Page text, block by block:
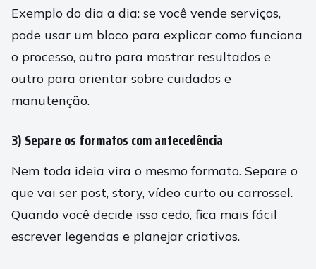
Exemplo do dia a dia: se você vende serviços,
pode usar um bloco para explicar como funciona
o processo, outro para mostrar resultados e
outro para orientar sobre cuidados e
manutenção.
3) Separe os formatos com antecedência
Nem toda ideia vira o mesmo formato. Separe o
que vai ser post, story, vídeo curto ou carrossel.
Quando você decide isso cedo, fica mais fácil
escrever legendas e planejar criativos.